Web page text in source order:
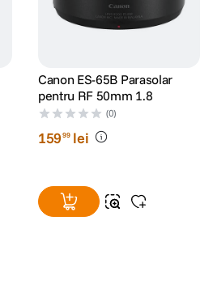
Canon ES-65B Parasolar
pentru RF 50mm 1.8
(0)
15999 lei